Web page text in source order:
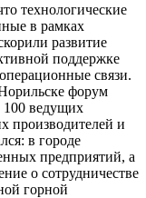
технологические
в рамках
развитие
поддержке
связи.
форум
100 ведущих
производителей и
в городе
предприятий, а
о сотрудничестве
горной